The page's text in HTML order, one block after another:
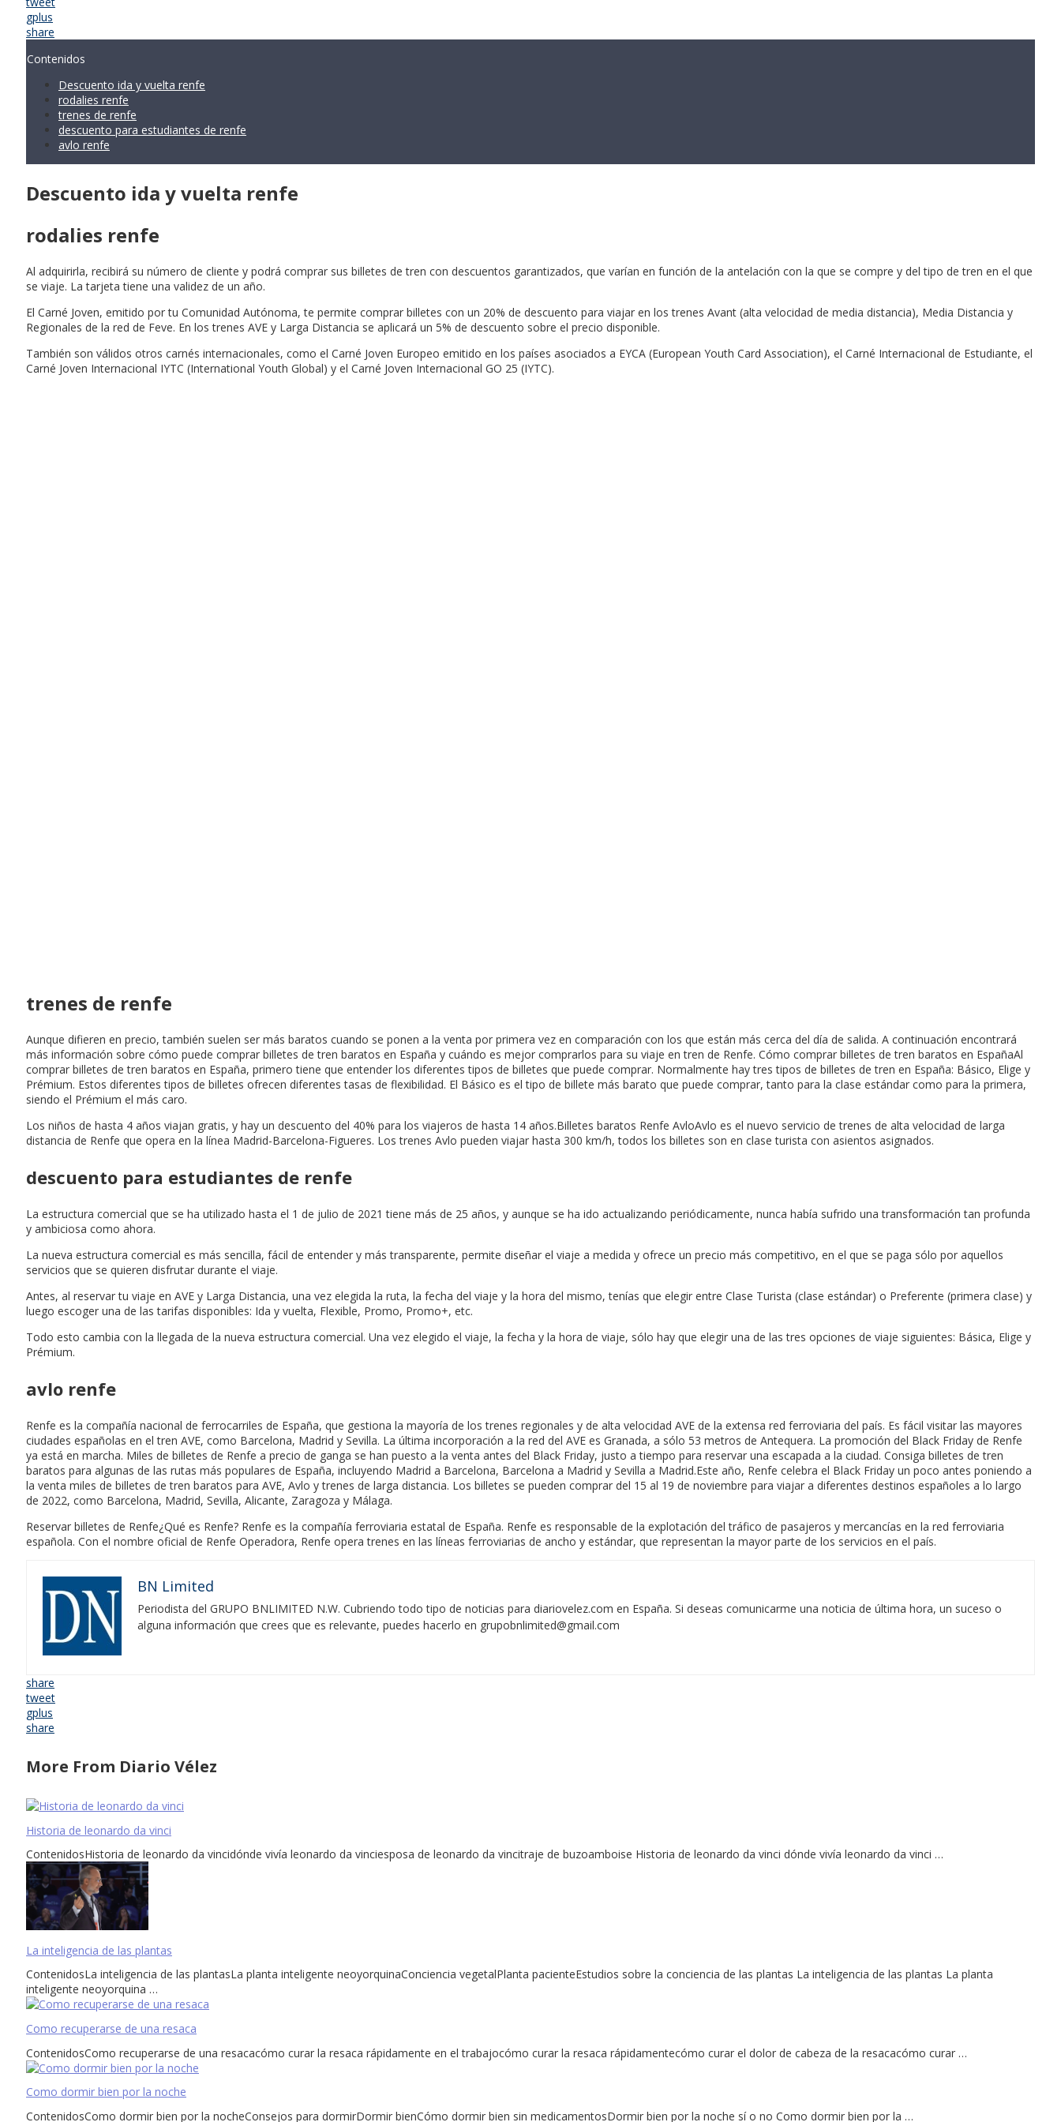
gplus
share
Contenidos
Descuento ida y vuelta renfe
rodalies renfe
trenes de renfe
descuento para estudiantes de renfe
avlo renfe
Descuento ida y vuelta renfe
rodalies renfe
Al adquirirla, recibirá su número de cliente y podrá comprar sus billetes de tren con descuentos garantizados, que varían en función de la antelación con la que se compre y del tipo de tren en el que
se viaje. La tarjeta tiene una validez de un año.
El Carné Joven, emitido por tu Comunidad Autónoma, te permite comprar billetes con un 20% de descuento para viajar en los trenes Avant (alta velocidad de media distancia), Media Distancia y
Regionales de la red de Feve. En los trenes AVE y Larga Distancia se aplicará un 5% de descuento sobre el precio disponible.
También son válidos otros carnés internacionales, como el Carné Joven Europeo emitido en los países asociados a EYCA (European Youth Card Association), el Carné Internacional de Estudiante, el
Carné Joven Internacional IYTC (International Youth Global) y el Carné Joven Internacional GO 25 (IYTC).
trenes de renfe
Aunque difieren en precio, también suelen ser más baratos cuando se ponen a la venta por primera vez en comparación con los que están más cerca del día de salida. A continuación encontrará
más información sobre cómo puede comprar billetes de tren baratos en España y cuándo es mejor comprarlos para su viaje en tren de Renfe. Cómo comprar billetes de tren baratos en EspañaAl
comprar billetes de tren baratos en España, primero tiene que entender los diferentes tipos de billetes que puede comprar. Normalmente hay tres tipos de billetes de tren en España: Básico, Elige y
Prémium. Estos diferentes tipos de billetes ofrecen diferentes tasas de flexibilidad. El Básico es el tipo de billete más barato que puede comprar, tanto para la clase estándar como para la primera,
siendo el Prémium el más caro.
Los niños de hasta 4 años viajan gratis, y hay un descuento del 40% para los viajeros de hasta 14 años.Billetes baratos Renfe AvloAvlo es el nuevo servicio de trenes de alta velocidad de larga
distancia de Renfe que opera en la línea Madrid-Barcelona-Figueres. Los trenes Avlo pueden viajar hasta 300 km/h, todos los billetes son en clase turista con asientos asignados.
descuento para estudiantes de renfe
La estructura comercial que se ha utilizado hasta el 1 de julio de 2021 tiene más de 25 años, y aunque se ha ido actualizando periódicamente, nunca había sufrido una transformación tan profunda
y ambiciosa como ahora.
La nueva estructura comercial es más sencilla, fácil de entender y más transparente, permite diseñar el viaje a medida y ofrece un precio más competitivo, en el que se paga sólo por aquellos
servicios que se quieren disfrutar durante el viaje.
Antes, al reservar tu viaje en AVE y Larga Distancia, una vez elegida la ruta, la fecha del viaje y la hora del mismo, tenías que elegir entre Clase Turista (clase estándar) o Preferente (primera clase) y
luego escoger una de las tarifas disponibles: Ida y vuelta, Flexible, Promo, Promo+, etc.
Todo esto cambia con la llegada de la nueva estructura comercial. Una vez elegido el viaje, la fecha y la hora de viaje, sólo hay que elegir una de las tres opciones de viaje siguientes: Básica, Elige y
Prémium.
avlo renfe
Renfe es la compañía nacional de ferrocarriles de España, que gestiona la mayoría de los trenes regionales y de alta velocidad AVE de la extensa red ferroviaria del país. Es fácil visitar las mayores
ciudades españolas en el tren AVE, como Barcelona, Madrid y Sevilla. La última incorporación a la red del AVE es Granada, a sólo 53 metros de Antequera. La promoción del Black Friday de Renfe
ya está en marcha. Miles de billetes de Renfe a precio de ganga se han puesto a la venta antes del Black Friday, justo a tiempo para reservar una escapada a la ciudad. Consiga billetes de tren
baratos para algunas de las rutas más populares de España, incluyendo Madrid a Barcelona, Barcelona a Madrid y Sevilla a Madrid.Este año, Renfe celebra el Black Friday un poco antes poniendo a
la venta miles de billetes de tren baratos para AVE, Avlo y trenes de larga distancia. Los billetes se pueden comprar del 15 al 19 de noviembre para viajar a diferentes destinos españoles a lo largo
de 2022, como Barcelona, Madrid, Sevilla, Alicante, Zaragoza y Málaga.
Reservar billetes de Renfe¿Qué es Renfe? Renfe es la compañía ferroviaria estatal de España. Renfe es responsable de la explotación del tráfico de pasajeros y mercancías en la red ferroviaria
española. Con el nombre oficial de Renfe Operadora, Renfe opera trenes en las líneas ferroviarias de ancho y estándar, que representan la mayor parte de los servicios en el país.
BN Limited
Periodista del GRUPO BNLIMITED N.W. Cubriendo todo tipo de noticias para diariovelez.com en España. Si deseas comunicarme una noticia de última hora, un suceso o
alguna información que crees que es relevante, puedes hacerlo en grupobnlimited@gmail.com
share
tweet
gplus
share
More From Diario Vélez
Historia de leonardo da vinci
ContenidosHistoria de leonardo da vincidónde vivía leonardo da vinciesposa de leonardo da vincitraje de buzoamboise Historia de leonardo da vinci dónde vivía leonardo da vinci …
La inteligencia de las plantas
ContenidosLa inteligencia de las plantasLa planta inteligente neoyorquinaConciencia vegetalPlanta pacienteEstudios sobre la conciencia de las plantas La inteligencia de las plantas La planta
inteligente neoyorquina …
Como recuperarse de una resaca
ContenidosComo recuperarse de una resacacómo curar la resaca rápidamente en el trabajocómo curar la resaca rápidamentecómo curar el dolor de cabeza de la resacacómo curar …
Como dormir bien por la noche
ContenidosComo dormir bien por la nocheConsejos para dormirDormir bienCómo dormir bien sin medicamentosDormir bien por la noche sí o no Como dormir bien por la …